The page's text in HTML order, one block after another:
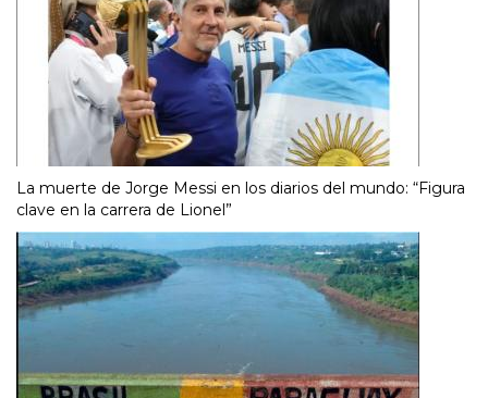
La muerte de Jorge Messi en los diarios del mundo: “Figura
clave en la carrera de Lionel”